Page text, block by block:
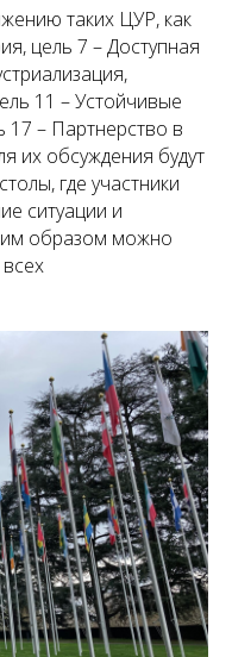
таких ЦУР, как
цель 7 – Доступная
11 – Устойчивые
17 – Партнерство в
их обсуждения будут
где участники
ситуации и
образом можно